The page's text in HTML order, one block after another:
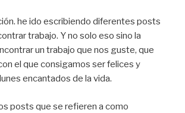
he ido escribiendo diferentes posts
trabajo. Y no solo eso sino la
un trabajo que nos guste, que
el que consigamos ser felices y
encantados de la vida.
posts que se refieren a como